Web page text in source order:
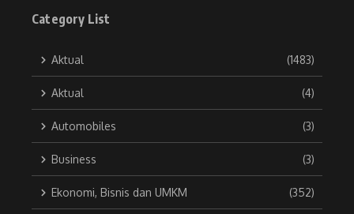
Category List
Aktual (1483)
Aktual (4)
Automobiles (3)
Business (3)
Ekonomi, Bisnis dan UMKM (352)